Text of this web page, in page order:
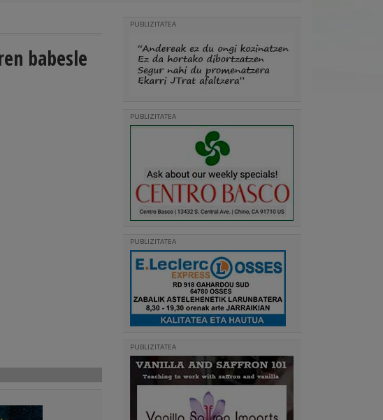
babesle
PUBLIZITATEA
PUBLIZITATEA
PUBLIZITATEA
PUBLIZITATEA